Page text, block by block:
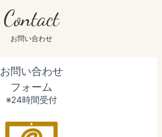
Contact
お問い合わせ
お問い合わせ
フォーム
※24時間受付